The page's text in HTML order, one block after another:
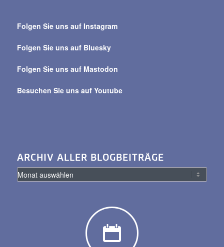
alle
Folgen Sie uns auf Instagram
Folgen Sie uns auf Bluesky
Folgen Sie uns auf Mastodon
Besuchen Sie uns auf Youtube
ARCHIV ALLER BLOGBEITRÄGE